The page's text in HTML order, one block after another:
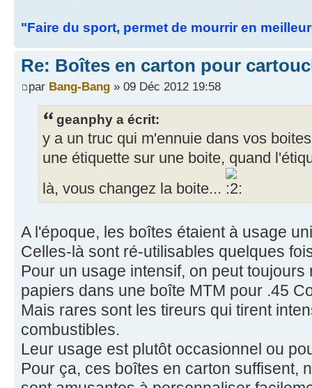
"Faire du sport, permet de mourrir en
Re: Boîtes en carton pour
par Bang-Bang » 09 Déc 2012 19:58
geanphy a écrit:
y a un truc qui m'ennuie dans vos
une étiquette sur une boite, quand
là, vous changez la boite...
A l'époque, les boîtes étaient à usage
Celles-là sont ré-utilisables quelques
Pour un usage intensif, on peut
papiers dans une boîte MTM pour .45
Mais rares sont les tireurs qui tirent
combustibles.
Leur usage est plutôt occasionnel ou
Pour ça, ces boîtes en carton suffisent,